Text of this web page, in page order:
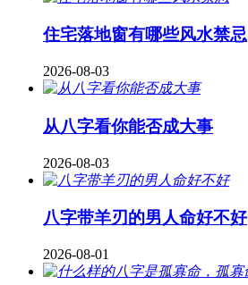
住宅落地窗有哪些风水禁忌
2026-08-03
从八字看你能否成大事
2026-08-03
八字带羊刃的男人命好不好
2026-08-01